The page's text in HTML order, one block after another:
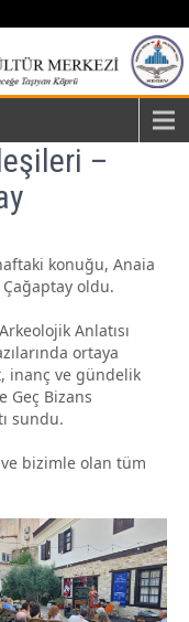
–
konuğu, Anaia
Çağaptay oldu.
Anlatısı
ortaya
inanç ve gündelik
Geç Bizans
sundu.
ve bizimle olan tüm